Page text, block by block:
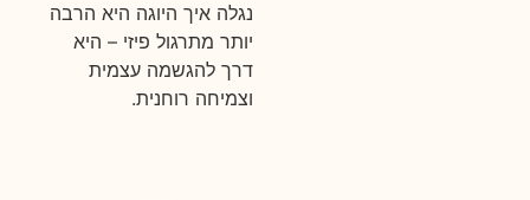
נגלה איך היוגה היא הרבה
יותר מתרגול פיזי – היא
דרך להגשמה עצמית
וצמיחה רוחנית.